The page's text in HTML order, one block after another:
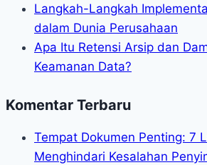
Langkah-Langkah
dalam Dunia Perusahaan
Apa Itu Retensi Arsip dan
Keamanan Data?
Komentar Terbaru
Tempat Dokumen Penting: 7
Menghindari Kesalahan